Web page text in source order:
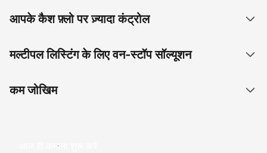
आपके कैश फ़्लो पर ज़्यादा कंट्रोल
मल्टीपल लिस्टिंग के लिए वन-स्टॉप सॉल्यूशन
कम जोखिम
आज ही कमाना शुरू करें